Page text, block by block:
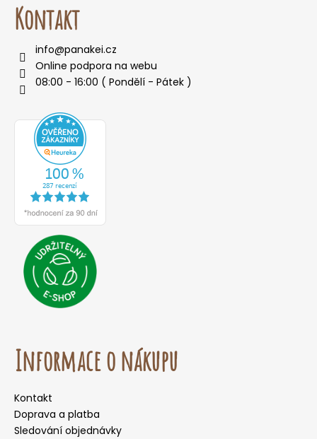
D
u
m
Kontakt
info@panakei.cz
Online podpora na webu
08:00 - 16:00 ( Pondělí - Pátek )
Informace o nákupu
Kontakt
Doprava a platba
Sledování objednávky